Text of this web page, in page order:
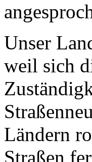
Unser
weil sich
Ländern
Straßen